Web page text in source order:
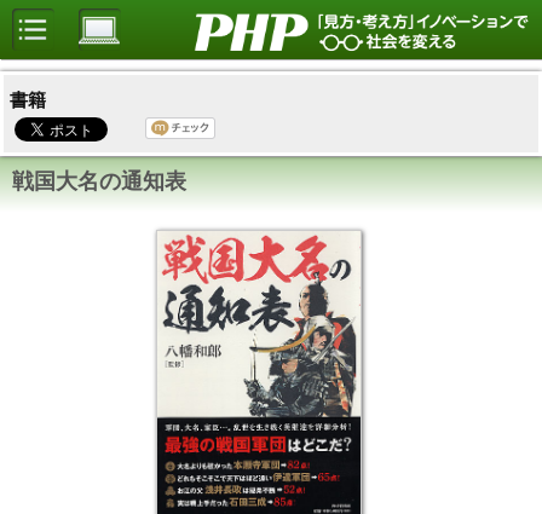
書籍
戦国大名の通知表